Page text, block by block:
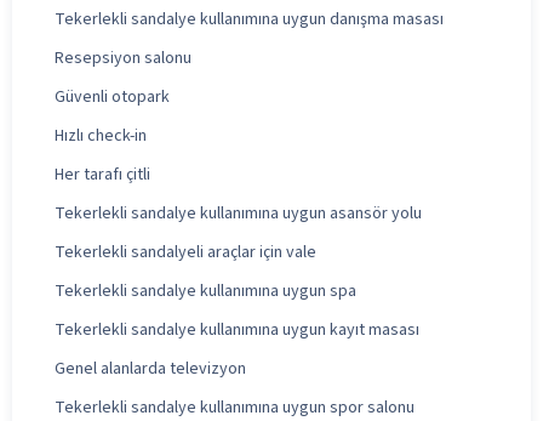
Tekerlekli sandalye kullanımına uygun danışma masası
Resepsiyon salonu
Güvenli otopark
Hızlı check-in
Her tarafı çitli
Tekerlekli sandalye kullanımına uygun asansör yolu
Tekerlekli sandalyeli araçlar için vale
Tekerlekli sandalye kullanımına uygun spa
Tekerlekli sandalye kullanımına uygun kayıt masası
Genel alanlarda televizyon
Tekerlekli sandalye kullanımına uygun spor salonu